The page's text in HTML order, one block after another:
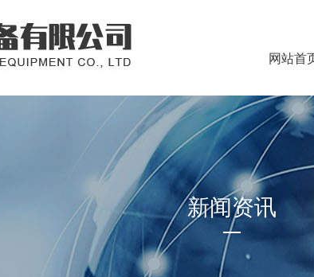
网站首
新闻资讯